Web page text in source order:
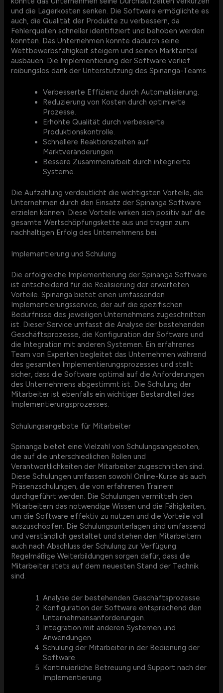
und die Lagerkosten senken. Die Software ermöglichte es
auch, die Qualität der Produkte zu verbessern, da
Fehlerquellen schneller identifiziert und behoben werden
konnten. Das Unternehmen konnte dadurch seine
Wettbewerbsfähigkeit steigern und seinen Marktanteil
ausbauen. Die Implementierung der Software verlief
reibungslos dank der Unterstützung des Spinanga-Teams.
Verbesserte Effizienz durch Automatisierung.
Reduzierung von Kosten durch optimierte
Prozesse.
Erhöhte Qualität durch verbesserte
Produktionskontrolle.
Schnellere Reaktionszeiten auf
Marktveränderungen.
Bessere Zusammenarbeit durch integrierte
Systeme.
Die Aufzählung verdeutlicht die wichtigsten Vorteile, die
Unternehmen durch den Einsatz der Spinanga Software
erzielen können. Diese Vorteile wirken sich positiv auf die
gesamte Wertschöpfungskette aus und tragen zum
nachhaltigen Erfolg des Unternehmens bei.
Implementierung und Schulung
Die erfolgreiche Implementierung der Spinanga Software
ist entscheidend für die Realisierung der erwarteten
Vorteile. Spinanga bietet einen umfassenden
Implementierungsservice, der auf die spezifischen
Bedürfnisse des jeweiligen Unternehmens zugeschnitten
ist. Dieser Service umfasst die Analyse der bestehenden
Geschäftsprozesse, die Konfiguration der Software und
die Integration mit anderen Systemen. Ein erfahrenes
Team von Experten begleitet das Unternehmen während
des gesamten Implementierungsprozesses und stellt
sicher, dass die Software optimal auf die Anforderungen
des Unternehmens abgestimmt ist. Die Schulung der
Mitarbeiter ist ebenfalls ein wichtiger Bestandteil des
Implementierungsprozesses.
Schulungsangebote für Mitarbeiter
Spinanga bietet eine Vielzahl von Schulungsangeboten,
die auf die unterschiedlichen Rollen und
Verantwortlichkeiten der Mitarbeiter zugeschnitten sind.
Diese Schulungen umfassen sowohl Online-Kurse als auch
Präsenzschulungen, die von erfahrenen Trainern
durchgeführt werden. Die Schulungen vermitteln den
Mitarbeitern das notwendige Wissen und die Fähigkeiten,
um die Software effektiv zu nutzen und die Vorteile voll
auszuschöpfen. Die Schulungsunterlagen sind umfassend
und verständlich gestaltet und stehen den Mitarbeitern
auch nach Abschluss der Schulung zur Verfügung.
Regelmäßige Weiterbildungen sorgen dafür, dass die
Mitarbeiter stets auf dem neuesten Stand der Technik
sind.
Analyse der bestehenden Geschäftsprozesse.
Konfiguration der Software entsprechend den
Unternehmensanforderungen.
Integration mit anderen Systemen und
Anwendungen.
Schulung der Mitarbeiter in der Bedienung der
Software.
Kontinuierliche Betreuung und Support nach der
Implementierung.